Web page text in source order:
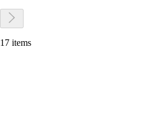
17 items